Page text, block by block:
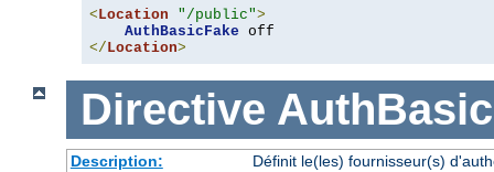
<Location "/public">
AuthBasicFake
</Location>
Directive
Description:
Définit le(les) fournisseur(s)